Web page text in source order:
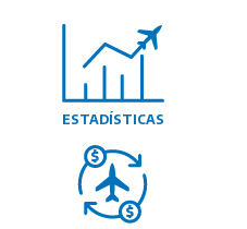
ESTADÍSTICAS